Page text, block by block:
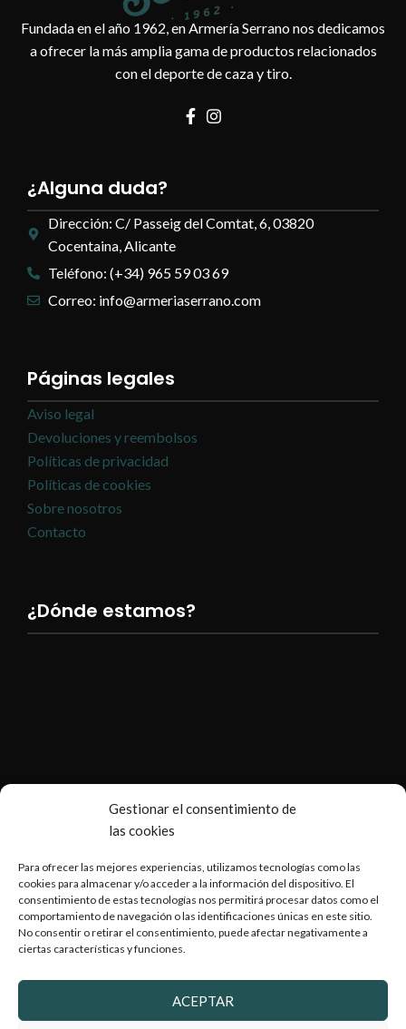
Gestionar el consentimiento de
las cookies
Para ofrecer las mejores experiencias, utilizamos tecnologías como las
cookies para almacenar y/o acceder a la información del dispositivo. El
consentimiento de estas tecnologías nos permitirá procesar datos como el
comportamiento de navegación o las identificaciones únicas en este sitio.
No consentir o retirar el consentimiento, puede afectar negativamente a
ciertas características y funciones.
ACEPTAR
Fundada en el año 1962, en Armería Serrano nos dedicamos
a ofrecer la más amplia gama de productos relacionados
con el deporte de caza y tiro.
¿Alguna duda?
Dirección: C/ Passeig del Comtat, 6, 03820
Cocentaina, Alicante
Teléfono: (+34) 965 59 03 69
Correo: info@armeriaserrano.com
Páginas legales
Aviso legal
Devoluciones y reembolsos
Políticas de privacidad
Políticas de cookies
Sobre nosotros
Contacto
¿Dónde estamos?